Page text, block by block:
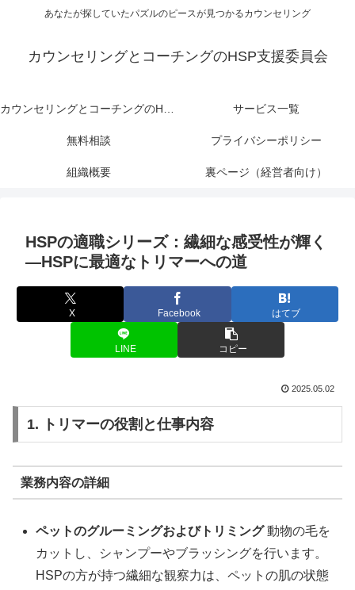
あなたが探していたパズルのピースが見つかるカウンセリング
カウンセリングとコーチングのHSP支援委員会
カウンセリングとコーチングのHSP支援委員会 サービス一覧
無料相談 プライバシーポリシー
組織概要 裏ページ（経営者向け）
HSPの適職シリーズ：繊細な感受性が輝く
―HSPに最適なトリマーへの道
X Facebook はてブ
LINE コピー
2025.05.02
1. トリマーの役割と仕事内容
業務内容の詳細
ペットのグルーミングおよびトリミング動物の毛を
カットし、シャンプーやブラッシングを行います。
HSPの方が持つ繊細な観察力は、ペットの肌の状態